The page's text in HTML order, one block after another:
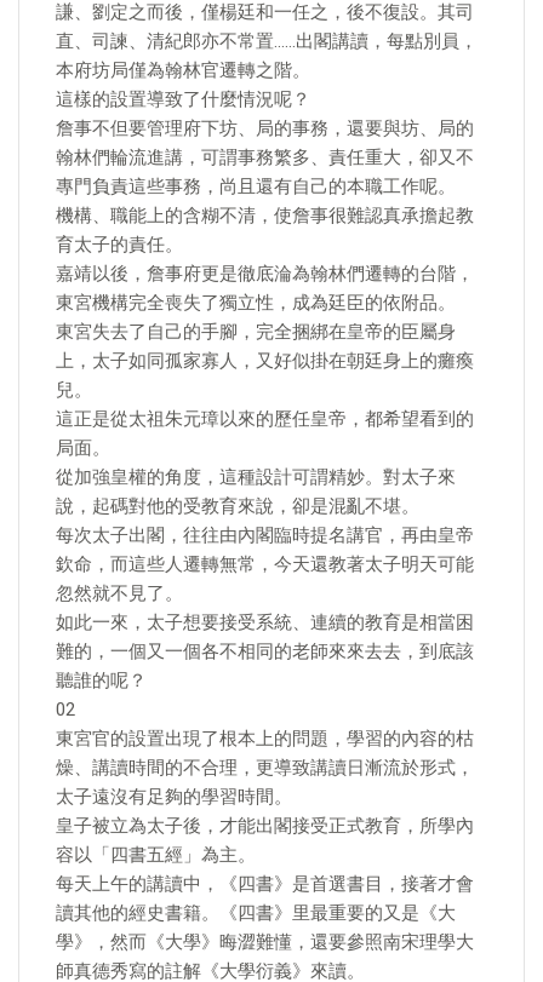
謙、劉定之而後，僅楊廷和一任之，後不復設。其司
直、司諫、清紀郎亦不常置……出閣講讀，每點別員，
本府坊局僅為翰林官遷轉之階。
這樣的設置導致了什麼情況呢？
詹事不但要管理府下坊、局的事務，還要與坊、局的
翰林們輪流進講，可謂事務繁多、責任重大，卻又不
專門負責這些事務，尚且還有自己的本職工作呢。
機構、職能上的含糊不清，使詹事很難認真承擔起教
育太子的責任。
嘉靖以後，詹事府更是徹底淪為翰林們遷轉的台階，
東宮機構完全喪失了獨立性，成為廷臣的依附品。
東宮失去了自己的手腳，完全捆綁在皇帝的臣屬身
上，太子如同孤家寡人，又好似掛在朝廷身上的癱瘓
兒。
這正是從太祖朱元璋以來的歷任皇帝，都希望看到的
局面。
從加強皇權的角度，這種設計可謂精妙。對太子來
說，起碼對他的受教育來說，卻是混亂不堪。
每次太子出閣，往往由內閣臨時提名講官，再由皇帝
欽命，而這些人遷轉無常，今天還教著太子明天可能
忽然就不見了。
如此一來，太子想要接受系統、連續的教育是相當困
難的，一個又一個各不相同的老師來來去去，到底該
聽誰的呢？
02
東宮官的設置出現了根本上的問題，學習的內容的枯
燥、講讀時間的不合理，更導致講讀日漸流於形式，
太子遠沒有足夠的學習時間。
皇子被立為太子後，才能出閣接受正式教育，所學內
容以「四書五經」為主。
每天上午的講讀中，《四書》是首選書目，接著才會
讀其他的經史書籍。《四書》里最重要的又是《大
學》，然而《大學》晦澀難懂，還要參照南宋理學大
師真德秀寫的註解《大學衍義》來讀。